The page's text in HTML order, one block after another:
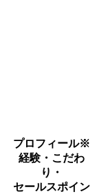
プロフィール※
経験・こだわ
り・
セールスポイン